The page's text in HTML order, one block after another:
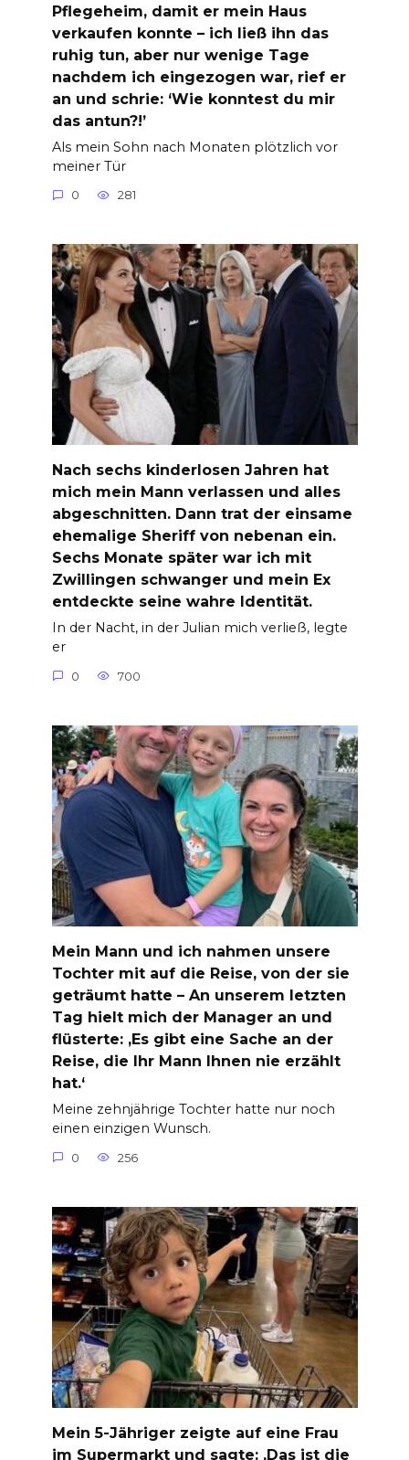
Pflegeheim, damit er mein Haus
verkaufen konnte – ich ließ ihn das
ruhig tun, aber nur wenige Tage
nachdem ich eingezogen war, rief er
an und schrie: ‘Wie konntest du mir
das antun?!’
Als mein Sohn nach Monaten plötzlich vor
meiner Tür
0 281
Nach sechs kinderlosen Jahren hat
mich mein Mann verlassen und alles
abgeschnitten. Dann trat der einsame
ehemalige Sheriff von nebenan ein.
Sechs Monate später war ich mit
Zwillingen schwanger und mein Ex
entdeckte seine wahre Identität.
In der Nacht, in der Julian mich verließ, legte
er
0 700
Mein Mann und ich nahmen unsere
Tochter mit auf die Reise, von der sie
geträumt hatte – An unserem letzten
Tag hielt mich der Manager an und
flüsterte: ‚Es gibt eine Sache an der
Reise, die Ihr Mann Ihnen nie erzählt
hat.‘
Meine zehnjährige Tochter hatte nur noch
einen einzigen Wunsch.
0 256
Mein 5-Jähriger zeigte auf eine Frau
im Supermarkt und sagte: ‚Das ist die